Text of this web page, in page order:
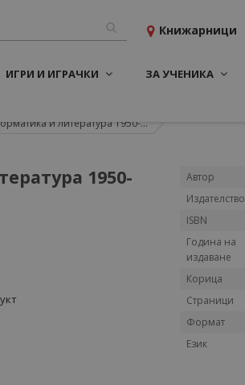
Книжарници
ИГРИ И ИГРАЧКИ ЗА УЧЕНИКА
и литература 1950-...
1950-
Повече
Автор
Издателство
ISBN
Година на
издаване
Корица
Страници
Формат
Език